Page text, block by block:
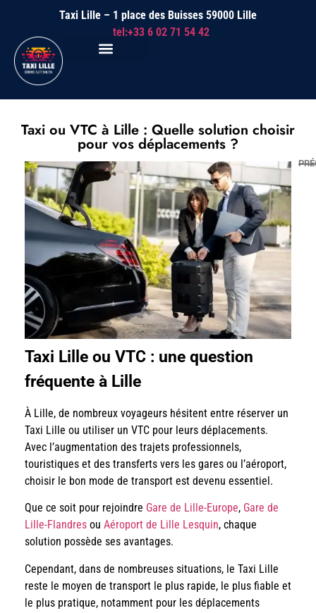
Taxi Lille – 1 place des Buisses 59000 Lille
tel:+33 6 02 71 54 42
Taxi ou VTC à Lille : Quelle solution choisir
pour vos déplacements ?
Taxi Lille ou VTC : une question
fréquente à Lille
À Lille, de nombreux voyageurs hésitent entre réserver un
Taxi Lille ou utiliser un VTC pour leurs déplacements.
Avec l’augmentation des trajets professionnels,
touristiques et des transferts vers les gares ou l’aéroport,
choisir le bon mode de transport est devenu essentiel.
Que ce soit pour rejoindre Gare de Lille-Europe, Gare de
Lille-Flandres ou Aéroport de Lille Lesquin, chaque
solution possède ses avantages.
Cependant, dans de nombreuses situations, le Taxi Lille
reste le moyen de transport le plus rapide, le plus fiable et
le plus pratique, notamment pour les déplacements